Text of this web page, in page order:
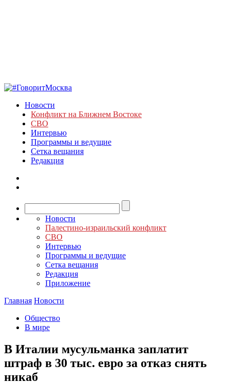
Новости
Конфликт на Ближнем Востоке
СВО
Интервью
Программы и ведущие
Сетка вещания
Редакция
Новости
Палестино-израильский конфликт
СВО
Интервью
Программы и ведущие
Сетка вещания
Редакция
Приложение
Главная Новости
Общество
В мире
В Италии мусульманка заплатит
штраф в 30 тыс. евро за отказ снять
никаб